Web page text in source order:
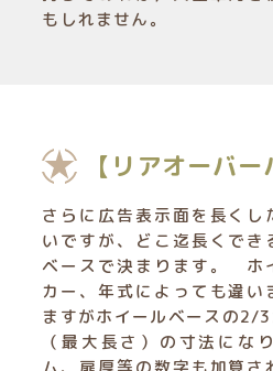
もしれません。
【リアオーバー
さらに広告表示面を長くし
いですが、どこ迄長くでき
ベースで決まります。 ホ
カー、年式によっても違い
ますがホイールベースの2/
（最大長さ）の寸法にな